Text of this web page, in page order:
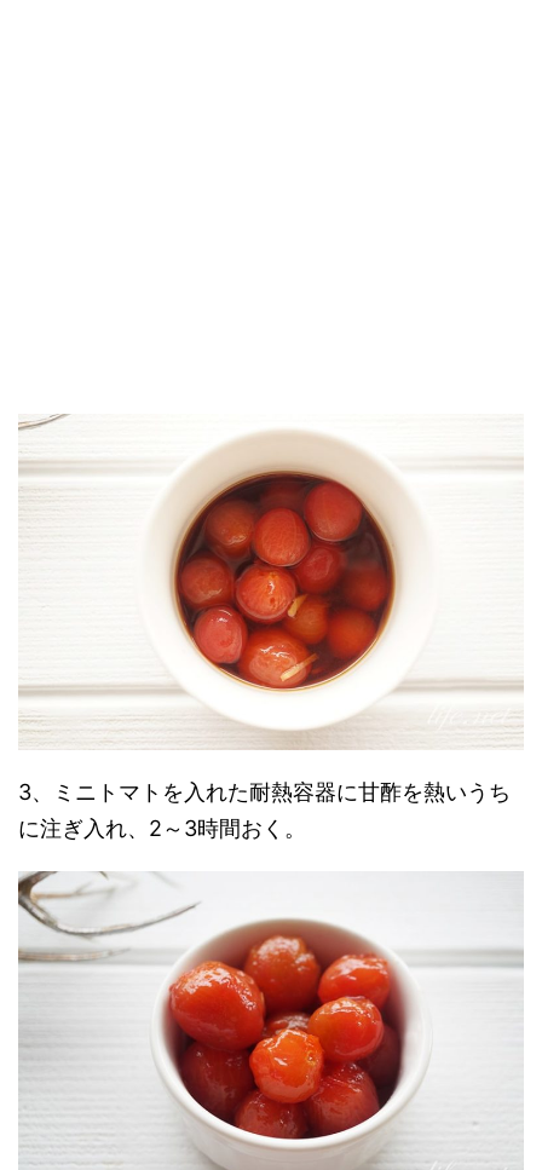
3、ミニトマトを入れた耐熱容器に甘酢を熱いうち
に注ぎ入れ、2～3時間おく。